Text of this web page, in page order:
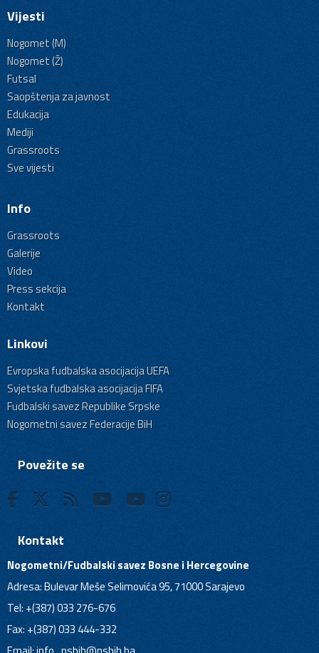
Vijesti
Nogomet (M)
Nogomet (Ž)
Futsal
Saopštenja za javnost
Edukacija
Mediji
Grassroots
Sve vijesti
Info
Grassroots
Galerije
Video
Press sekcija
Kontakt
Linkovi
Evropska fudbalska asocijacija UEFA
Svjetska fudbalska asocijacija FIFA
Fudbalski savez Republike Srpske
Nogometni savez Federacije BiH
Povežite se
Kontakt
Nogometni/Fudbalski savez Bosne i Hercegovine
Adresa: Bulevar Meše Selimovića 95, 71000 Sarajevo
Tel: +(387) 033 276-676
Fax: +(387) 033 444-332